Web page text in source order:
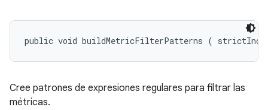
public void buildMetricFilterPatterns (
Cree patrones de expresiones regulares para filtrar las
métricas.